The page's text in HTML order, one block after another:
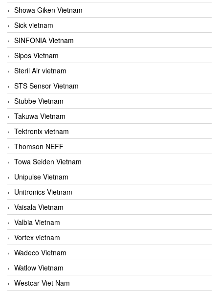
Showa Giken Vietnam
Sick vietnam
SINFONIA Vietnam
Sipos Vietnam
Steril Air vietnam
STS Sensor Vietnam
Stubbe Vietnam
Takuwa Vietnam
Tektronix vietnam
Thomson NEFF
Towa Seiden Vietnam
Unipulse Vietnam
Unitronics Vietnam
Vaisala Vietnam
Valbia Vietnam
Vortex vietnam
Wadeco Vietnam
Watlow Vietnam
Westcar Viet Nam